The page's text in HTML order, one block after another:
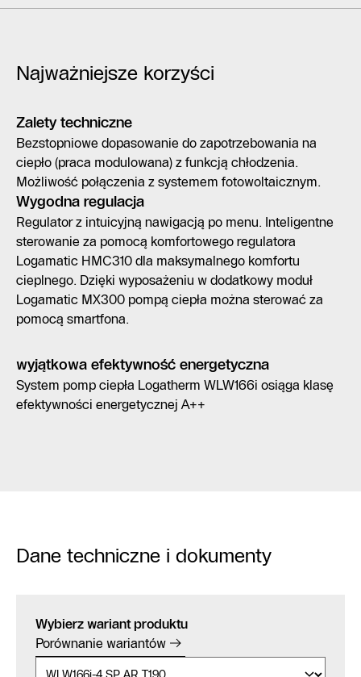
Najważniejsze korzyści
Zalety techniczne
Bezstopniowe dopasowanie do zapotrzebowania na
ciepło (praca modulowana) z funkcją chłodzenia.
Możliwość połączenia z systemem fotowoltaicznym.
Wygodna regulacja
Regulator z intuicyjną nawigacją po menu. Inteligentne
sterowanie za pomocą komfortowego regulatora
Logamatic HMC310 dla maksymalnego komfortu
cieplnego. Dzięki wyposażeniu w dodatkowy moduł
Logamatic MX300 pompą ciepła można sterować za
pomocą smartfona.
wyjątkowa efektywność energetyczna
System pomp ciepła Logatherm WLW166i osiąga klasę
efektywności energetycznej A++
Dane techniczne i dokumenty
Wybierz wariant produktu
Porównanie wariantów